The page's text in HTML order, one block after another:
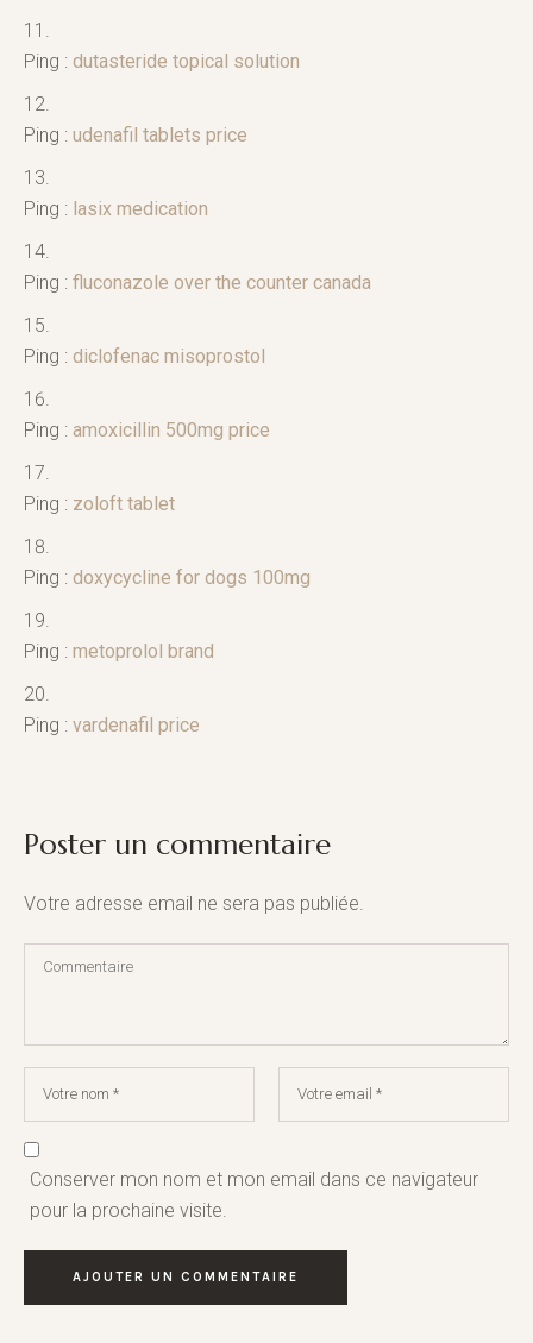
Ping : dutasteride topical solution
Ping : udenafil tablets price
Ping : lasix medication
Ping : fluconazole over the counter canada
Ping : diclofenac misoprostol
Ping : amoxicillin 500mg price
Ping : zoloft tablet
Ping : doxycycline for dogs 100mg
Ping : metoprolol brand
Ping : vardenafil price
Poster un commentaire
Votre adresse email ne sera pas publiée.
Conserver mon nom et mon email dans ce navigateur
pour la prochaine visite.